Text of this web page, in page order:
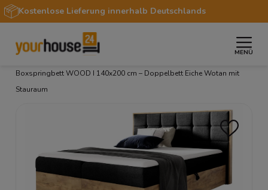
Kostenlose Lieferung innerhalb Deutschlands
MENÜ
Startseite » Möbel »
Boxspringbett WOOD I 140x200 cm – Doppelbett Eiche Wotan mit
Stauraum